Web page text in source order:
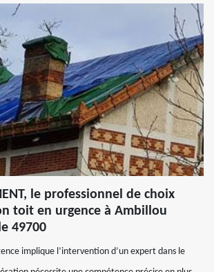
le professionnel de choix
toit en urgence à Ambillou
49700
implique l’intervention d’un expert dans le